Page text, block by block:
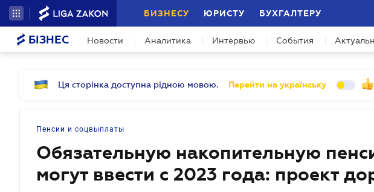
БИЗНЕСУ ЮРИСТУ БУХГАЛТЕРУ
БІЗНЕС Новости Аналитика Интервью События
Ця сторінка доступна рідною мовою. Перейти на українську
Пенсии и соцвыплаты
Обязательную накопительную
могут ввести с 2023 года: проект